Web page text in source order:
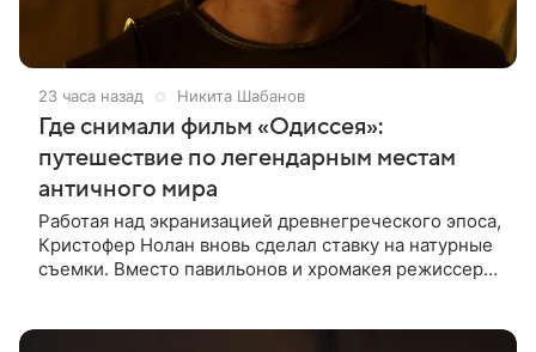
23 часа назад Никита Шабанов
Где снимали фильм «Одиссея»:
путешествие по легендарным местам
античного мира
Работая над экранизацией древнегреческого эпоса,
Кристофер Нолан вновь сделал ставку на натурные
съемки. Вместо павильонов и хромакея режиссер